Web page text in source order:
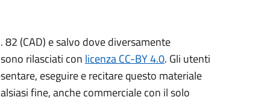
(CAD) e salvo dove diversamente
rilasciati con licenza CC-BY 4.0. Gli utenti
eseguire e recitare questo materiale
fine, anche commerciale con il solo